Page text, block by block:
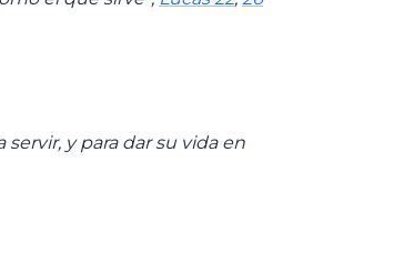
servir, y para dar su vida en